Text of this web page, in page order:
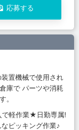
応募する
置機械で使用され
庫で パーツや消耗
。
軽作業★日勤専属!
ピッキング作業♪